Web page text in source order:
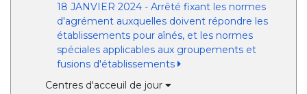
18 JANVIER 2024 - Arrêté fixant les normes
d'agrément auxquelles doivent répondre les
établissements pour aînés, et les normes
spéciales applicables aux groupements et
fusions d'établissements
Centres d'acceuil de jour